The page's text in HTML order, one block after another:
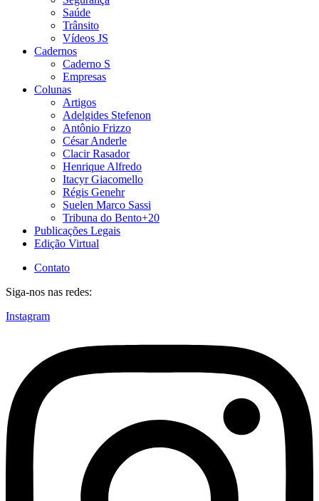
Saúde
Trânsito
Vídeos JS
Cadernos
Caderno S
Empresas
Colunas
Artigos
Adelgides Stefenon
Antônio Frizzo
César Anderle
Clacir Rasador
Henrique Alfredo
Itacyr Giacomello
Régis Genehr
Suelen Marco Sassi
Tribuna do Bento+20
Publicações Legais
Edição Virtual
Contato
Siga-nos nas redes:
Instagram